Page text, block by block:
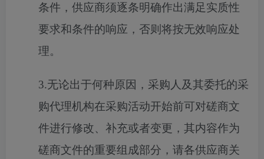
条件，供应商须逐条明确作出满足实质性
要求和条件的响应，否则将按无效响应处
理。
3.无论出于何种原因，采购人及其委托的采
购代理机构在采购活动开始前可对磋商文
件进行修改、补充或者变更，其内容作为
磋商文件的重要组成部分，请各供应商关